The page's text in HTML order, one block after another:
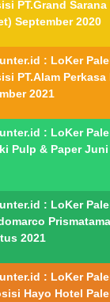
PT.Grand
September 2020
: LoKer
PT.Alam Perkasa
2021
: LoKer
Pulp & Paper Juni
: LoKer
2021
: LoKer
Hayo Hotel